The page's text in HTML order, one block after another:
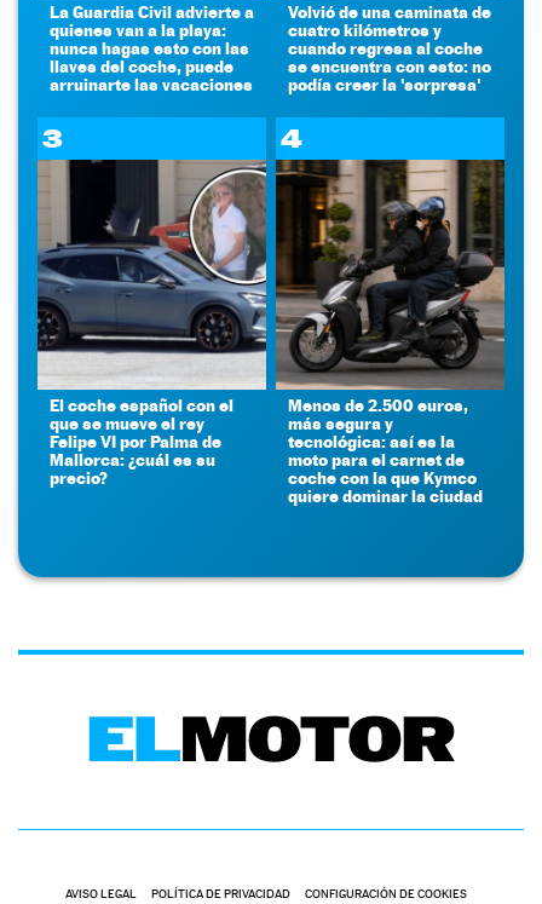
La Guardia Civil advierte a
quienes van a la playa:
nunca hagas esto con las
llaves del coche, puede
arruinarte las vacaciones
Volvió de una caminata de
cuatro kilómetros y
cuando regresa al coche
se encuentra con esto: no
podía creer la 'sorpresa'
3
El coche español con el
que se mueve el rey
Felipe VI por Palma de
Mallorca: ¿cuál es su
precio?
4
Menos de 2.500 euros,
más segura y
tecnológica: así es la
moto para el carnet de
coche con la que Kymco
quiere dominar la ciudad
AVISO LEGAL POLÍTICA DE PRIVACIDAD CONFIGURACIÓN DE COOKIES